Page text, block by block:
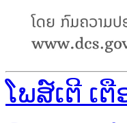
ໂພສ໌ເຕີ ເ